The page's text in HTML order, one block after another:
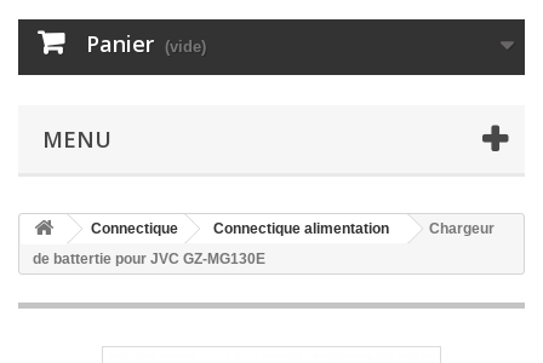
Panier (vide)
MENU
Connectique Connectique alimentation
Chargeur
de battertie pour JVC GZ-MG130E